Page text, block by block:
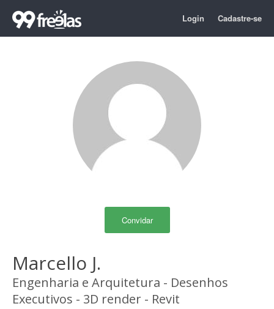
Login Cadastre-se
Convidar
Marcello J.
Engenharia e Arquitetura - Desenhos
Executivos - 3D render - Revit